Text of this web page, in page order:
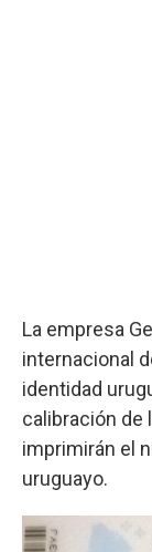
La empresa
internacional
identidad
calibración de
imprimirán el
uruguayo.